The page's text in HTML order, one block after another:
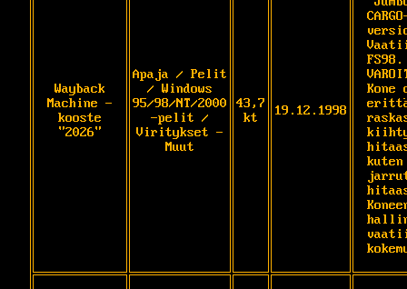
Wayback
Machine -
kooste
"2026"
Apaja / Pelit
/ Windows
95/98/NT/2000
-pelit /
Viritykset -
Muut
43,7
kt
19.12.1998
FS98.
Kone
kuten